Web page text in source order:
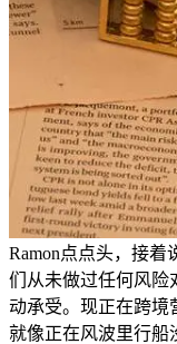
Ramon点点头，接
们从未做过任何风险
动承受。现正在跨境
就像正在风波里行船